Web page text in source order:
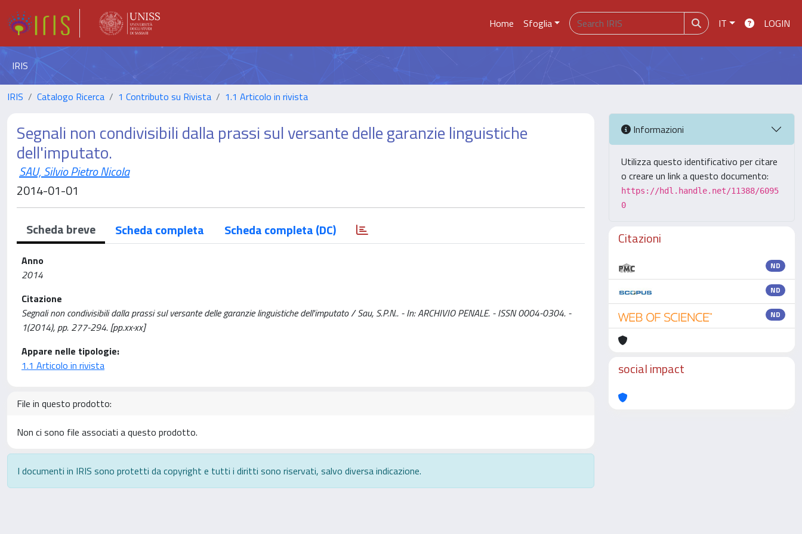
Home Sfoglia IT LOGIN
IRIS
IRIS Catalogo Ricerca 1 Contributo su Rivista 1.1 Articolo in rivista
Segnali non condivisibili dalla prassi sul versante delle garanzie linguistiche
dell'imputato.
SAU, Silvio Pietro Nicola
2014-01-01
Scheda breve Scheda completa Scheda completa (DC)
Anno
2014
Citazione
Segnali non condivisibili dalla prassi sul versante delle garanzie linguistiche dell'imputato / Sau, S.P.N.. - In: ARCHIVIO PENALE. - ISSN 0004-0304. -
1(2014), pp. 277-294. [pp.xx-xx]
Appare nelle tipologie:
1.1 Articolo in rivista
File in questo prodotto:
Non ci sono file associati a questo prodotto.
I documenti in IRIS sono protetti da copyright e tutti i diritti sono riservati, salvo diversa indicazione.
Informazioni
Utilizza questo identificativo per citare
o creare un link a questo documento:
https://hdl.handle.net/11388/6095
0
Citazioni
ND
ND
ND
social impact